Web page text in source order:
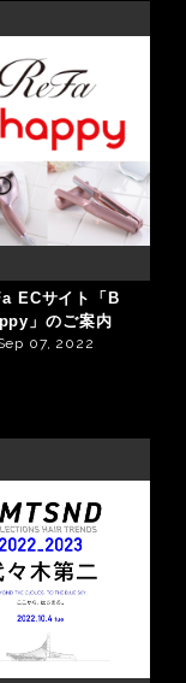
ECサイト「B
」のご案内
07, 2022